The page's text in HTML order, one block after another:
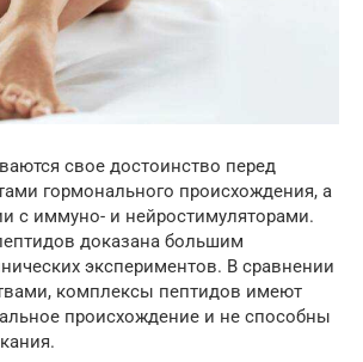
свое достоинство перед
гормонального происхождения, а
с иммуно- и нейростимуляторами.
доказана большим
экспериментов. В сравнении
комплексы пептидов имеют
происхождение и не способны